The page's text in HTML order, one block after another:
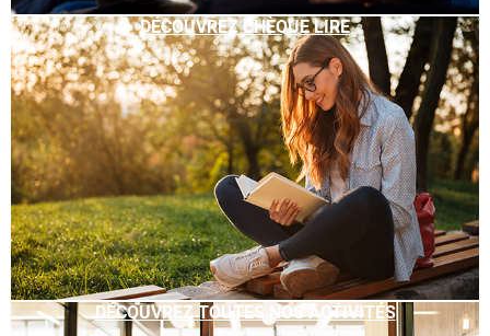
DÉCOUVREZ CHÈQUE LIRE
DÉCOUVREZ TOUTES NOS ACTIVITÉS